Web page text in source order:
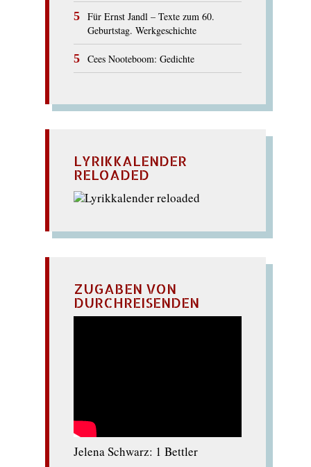
Für Ernst Jandl – Texte zum 60.
Geburtstag. Werkgeschichte
Cees Nooteboom: Gedichte
LYRIKKALENDER
RELOADED
ZUGABEN VON
DURCHREISENDEN
Jelena Schwarz: 1 Bettler